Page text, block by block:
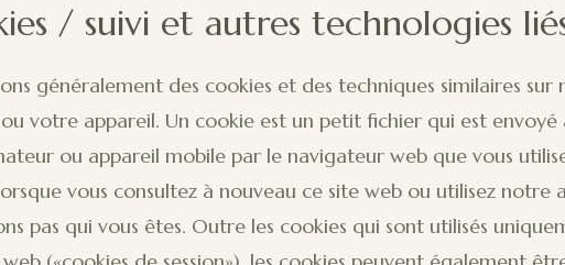
/ suivi et autres technologies
généralement des cookies et des techniques similaires
votre appareil. Un cookie est un petit fichier qui est
ou appareil mobile par le navigateur web que vous
vous consultez à nouveau ce site web ou utilisez
pas qui vous êtes. Outre les cookies qui sont utilisés